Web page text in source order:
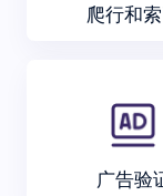
爬行和
广告验